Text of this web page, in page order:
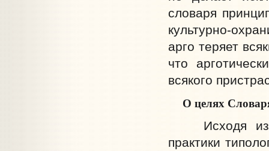
словаря
культурно-
арго теряет
что
всякого
О целях
Исходя из
практики